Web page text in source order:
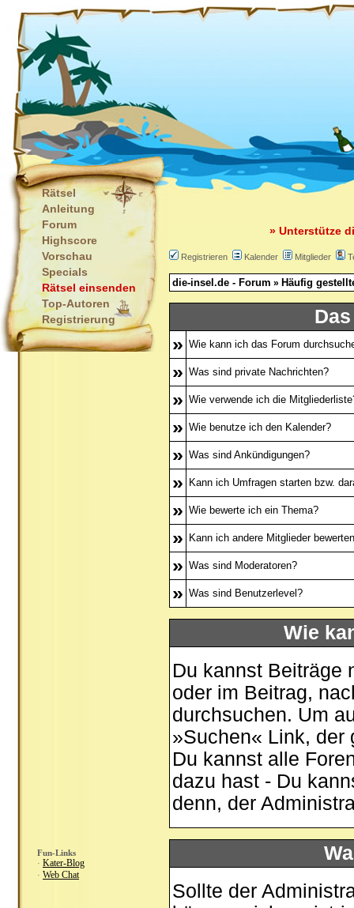
Rätsel
Anleitung
Forum
Highscore
Vorschau
Specials
Rätsel einsenden
Top-Autoren
Registrierung
Fun-Links
· Kater-Blog
· Web Chat
» Unterstütze
Registrieren Kalender Mitglieder
die-insel.de - Forum » Häufig
» Wie kann ich das Forum
» Was sind private Nachrichten?
» Wie verwende ich die
» Wie benutze ich den Kalender?
» Was sind Ankündigungen?
» Kann ich Umfragen starten bzw.
» Wie bewerte ich ein Thema?
» Kann ich andere Mitglieder
» Was sind Moderatoren?
» Was sind Benutzerlevel?
Wie
Du kannst Beiträge
oder im Beitrag,
durchsuchen. Um
»Suchen« Link, der
Du kannst alle
dazu hast - Du
denn, der
Sollte der